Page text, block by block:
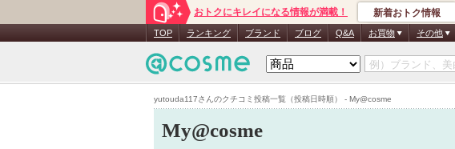
yutouda117さんのクチコミ投稿一覧（投稿日時順） - My@cosme
おトクにキレイになる情報が満載！ 新着おトク情報
TOP ランキング ブランド ブログ Q&A お買物 その他
My@cosme
yutouda117さん